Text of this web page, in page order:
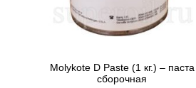
Molykote D Paste (1 кг.) – паста
сборочная